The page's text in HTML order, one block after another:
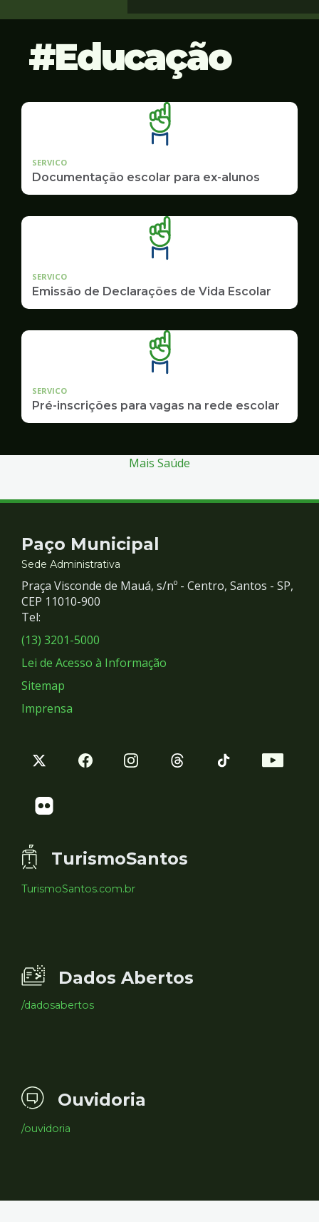
Educação
SERVICO
Documentação escolar para ex-alunos
SERVICO
Emissão de Declarações de Vida Escolar
SERVICO
Pré-inscrições para vagas na rede escolar
Mais Saúde
Contato
e
Redes
Sociais
Paço Municipal
Sede Administrativa
Praça Visconde de Mauá, s/nº - Centro, Santos - SP,
CEP 11010-900
Tel:
(13) 3201-5000
Lei de Acesso à Informação
Sitemap
Imprensa
TurismoSantos
TurismoSantos.com.br
Dados Abertos
/dadosabertos
Ouvidoria
/ouvidoria